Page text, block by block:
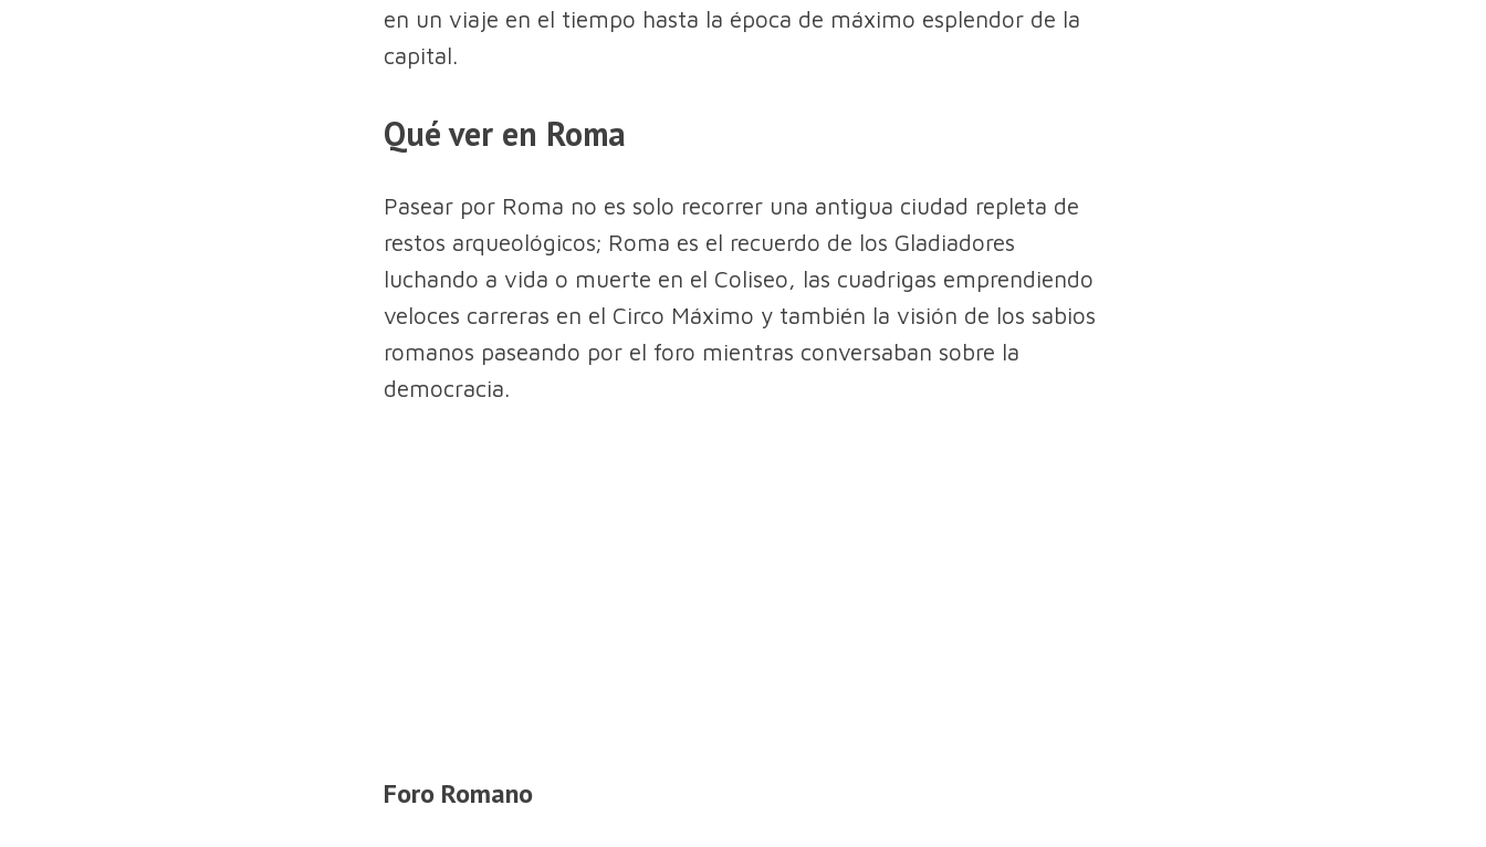
en un viaje en el tiempo hasta la época de máximo esplendor de la
capital.
Qué ver en Roma
Pasear por Roma no es solo recorrer una antigua ciudad repleta de
restos arqueológicos; Roma es el recuerdo de los Gladiadores
luchando a vida o muerte en el Coliseo, las cuadrigas emprendiendo
veloces carreras en el Circo Máximo y también la visión de los sabios
romanos paseando por el foro mientras conversaban sobre la
democracia.
Foro Romano